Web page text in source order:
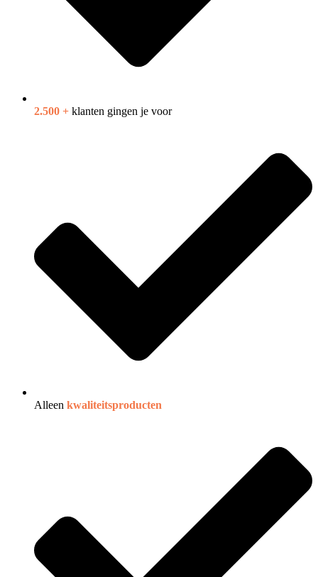
2.500 + klanten gingen je voor
Alleen kwaliteitsproducten